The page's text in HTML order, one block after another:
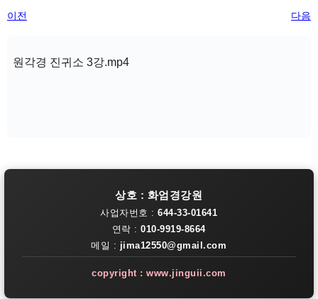
이전 다음
원각경 진귀소 3강.mp4
상호 : 화엄경강원
사업자번호 :644-33-01641
연락 :010-9919-8664
메일 : jima12550@gmail.com
copyright : www.jinguii.com